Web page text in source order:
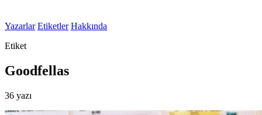
Yazarlar Etiketler Hakkında
Etiket
Goodfellas
36 yazı